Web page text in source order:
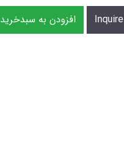
افزودن به سبدخرید